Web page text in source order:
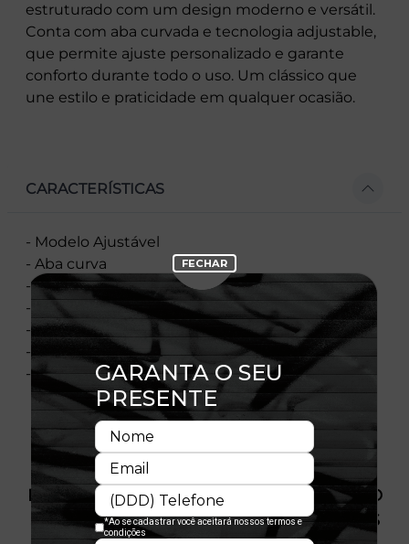
estruturado com um design moderno e versátil.
Conta com aba curvada e tecnologia adjustable,
que permite ajuste personalizado e garante
conforto durante todo o uso. Um clássico que
une estilo e praticidade em qualquer ocasião.
CARACTERÍSTICAS
- Modelo Ajustável
- Aba curva
- Copa estruturada
- Flag bordada no lado esquerdo
- Importado
- Licença Oficial
- Composição:100% Poliéster
PRODUTO SEM ESTOQUE DÍSPONÍVEL NO
SITE, CONSULTE A DISPONIBILIDADE NAS